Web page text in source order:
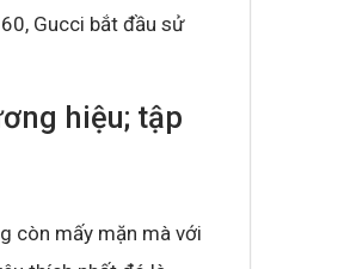
Gucci bắt đầu sử
hiệu; tập
còn mấy mặn mà với